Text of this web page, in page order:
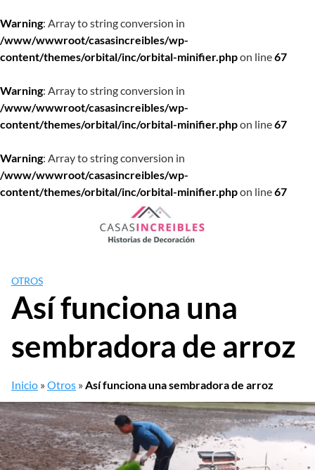
Warning: Array to string conversion in
/www/wwwroot/casasincreibles/wp-
content/themes/orbital/inc/orbital-minifier.phpon line67
Warning: Array to string conversion in
/www/wwwroot/casasincreibles/wp-
content/themes/orbital/inc/orbital-minifier.phpon line67
Warning: Array to string conversion in
/www/wwwroot/casasincreibles/wp-
content/themes/orbital/inc/orbital-minifier.phpon line67
OTROS
Así funciona una
sembradora de arroz
Inicio »Otros »Así funciona una sembradora de arroz